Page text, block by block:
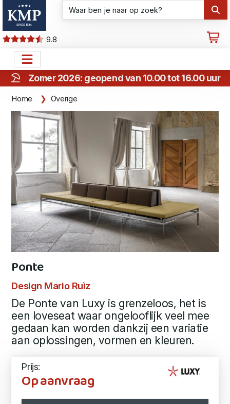
9.8
Zomer 2026: geopend van 10.00 tot 16.00 uur
Home Overige
Ponte
Design Mario Ruìz
De Ponte van Luxy is grenzeloos, het is
een loveseat waar ongelooflijk veel mee
gedaan kan worden dankzij een variatie
aan oplossingen, vormen en kleuren.
Prijs:
Op aanvraag